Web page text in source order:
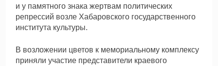
и у памятного знака жертвам политических
репрессий возле Хабаровского государственного
института культуры.
В возложении цветов к мемориальному комплексу
приняли участие представители краевого